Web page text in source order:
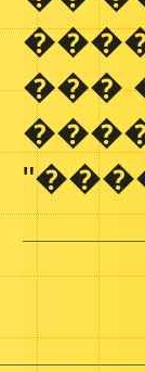
���